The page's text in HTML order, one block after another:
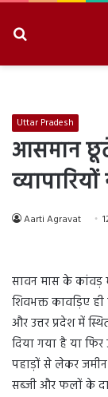
Uttar Pradesh
आसमान
Aarti Agravat
सावन मास के
शिवभक्त कावड़िए
और उत्तर प्रदेश में
दिया गया है या
पहाड़ों से लेकर
सब्जी और फलों के